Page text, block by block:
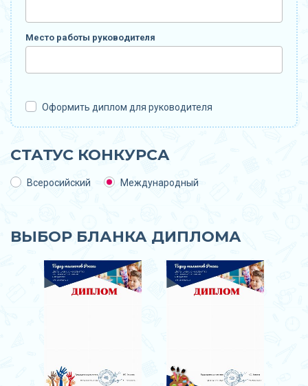
Место работы руководителя
Оформить диплом для руководителя
СТАТУС КОНКУРСА
Всеросийский Международный
ВЫБОР БЛАНКА ДИПЛОМА